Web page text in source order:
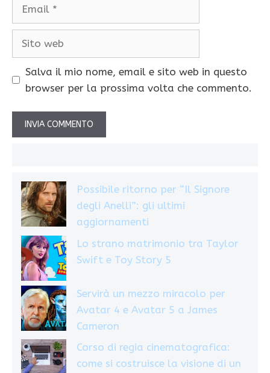
Salva il mio nome, email e sito web in questo
browser per la prossima volta che commento.
Possibile ritorno per “Il Signore
degli Anelli”: gli ultimi
aggiornamenti
Lo strano matrimonio tra Taylor
Swift e Toy Story 5
Servirà un mezzo miracolo per
Avatar 4 e Avatar 5 a James
Cameron
Corso di regia cinematografica:
come si costruisce la visione di un